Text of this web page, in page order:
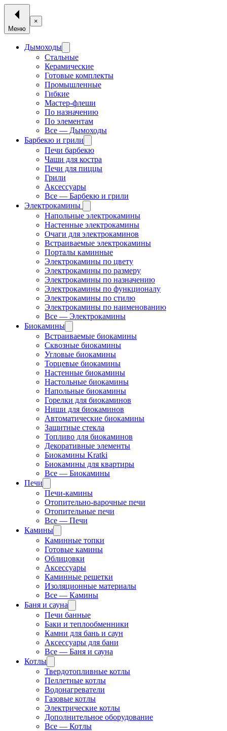
Меню
×
Дымоходы
Стальные
Керамические
Готовые комплекты
Промышленные
Гибкие
Мастер-флеши
По назначению
По элементам
Все — Дымоходы
Барбекю и грили
Печи барбекю
Чаши для костра
Печи для пиццы
Грили
Аксессуары
Все — Барбекю и грили
Электрокамины
Напольные электрокамины
Настенные электрокамины
Очаги для электрокаминов
Встраиваемые электрокамины
Порталы каминные
Электрокамины по цвету
Электрокамины по размеру
Электрокамины по назначению
Электрокамины по функционалу
Электрокамины по стилю
Электрокамины по наименованию
Все — Электрокамины
Биокамины
Встраиваемые биокамины
Сквозные биокамины
Угловые биокамины
Торцевые биокамины
Настенные биокамины
Настольные биокамины
Напольные биокамины
Горелки для биокаминов
Ниши для биокаминов
Автоматические биокамины
Защитные стекла
Топливо для биокаминов
Декоративные элементы
Биокамины Kratki
Биокамины для квартиры
Все — Биокамины
Печи
Печи-камины
Отопительно-варочные печи
Отопительные печи
Все — Печи
Камины
Каминные топки
Готовые камины
Облицовки
Аксессуары
Каминные решетки
Изоляционные материалы
Все — Камины
Баня и сауна
Печи банные
Баки и теплообменники
Камни для бань и саун
Аксессуары для бани
Все — Баня и сауна
Котлы
Твердотопливные котлы
Пеллетные котлы
Водонагреватели
Газовые котлы
Электрические котлы
Дополнительное оборудование
Все — Котлы